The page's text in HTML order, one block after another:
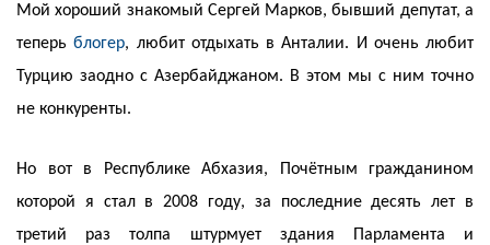
Мой хороший знакомый Сергей Марков, бывший депутат, а
теперьблогер, любит отдыхать в Анталии. И очень любит
Турцию заодно с Азербайджаном. В этом мы с ним точно
не конкуренты.
Но вот в Республике Абхазия, Почётным гражданином
которой я стал в 2008 году, за последние десять лет в
третий раз толпа штурмует здания Парламента и